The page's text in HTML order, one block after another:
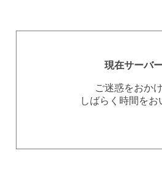
現在サーバ
ご迷惑をおか
しばらく時間を